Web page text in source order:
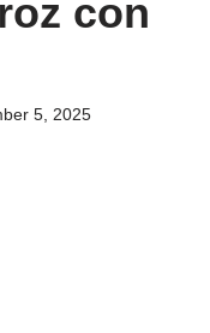
con
5, 2025